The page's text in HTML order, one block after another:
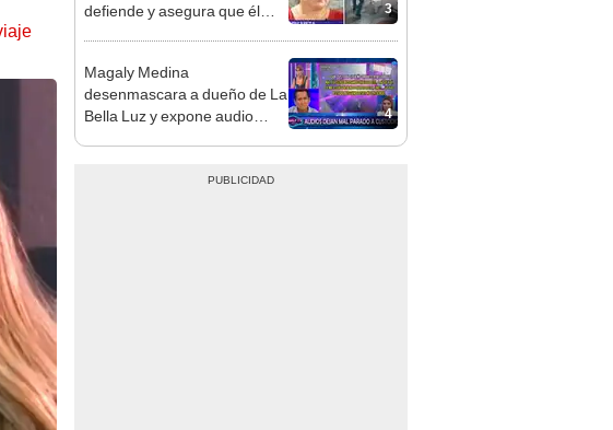
3
defiende y asegura que él
dos años"
4
Magaly Medina
desenmascara a dueño de La
Bella Luz y expone audio